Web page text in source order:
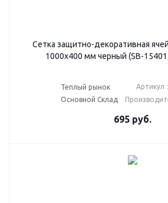
Сетка защитно-декоративная
1000х400 мм черный (SB-
Теплый рынок
Основной Склад
Артикул
695 руб.